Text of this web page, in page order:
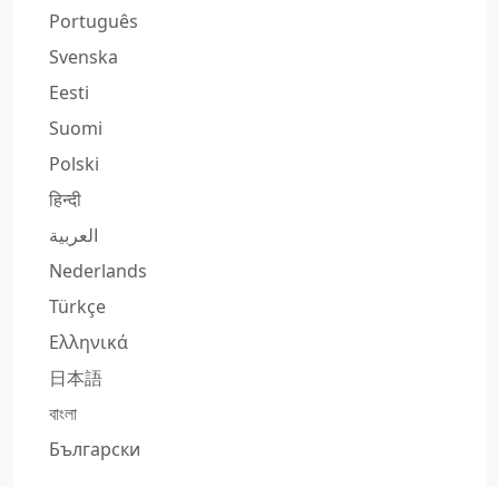
Português
Svenska
Eesti
Suomi
Polski
हिन्दी
العربية
Nederlands
Türkçe
Ελληνικά
日本語
বাংলা
Български